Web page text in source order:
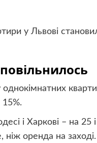
у Львові
15%.
і Харкові – на 25 і
оренда на заході.